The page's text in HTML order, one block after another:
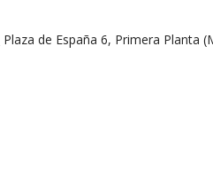
Plaza de España 6, Primera Planta (